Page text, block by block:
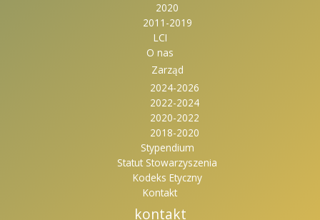
2020
2011-2019
LCI
O nas
Zarząd
2024-2026
2022-2024
2020-2022
2018-2020
Stypendium
Statut Stowarzyszenia
Kodeks Etyczny
Kontakt
kontakt